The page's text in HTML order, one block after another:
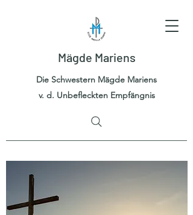
Mägde Mariens
Die Schwestern Mägde Mariens
v. d. Unbefleckten Empfängnis